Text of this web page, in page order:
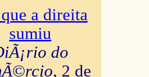
a direita
sumiu
do
, 2 de